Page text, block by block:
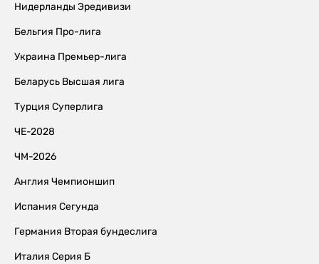
Нидерланды Эредивизи
Бельгия Про-лига
Украина Премьер-лига
Беларусь Высшая лига
Турция Суперлига
ЧЕ-2028
ЧМ-2026
Англия Чемпионшип
Испания Сегунда
Германия Вторая бундеслига
Италия Серия Б